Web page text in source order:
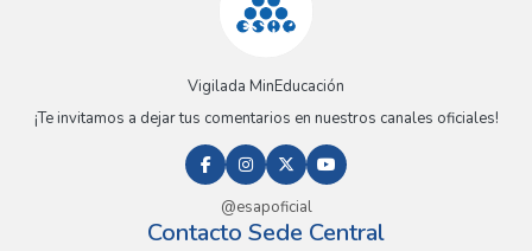
Vigilada MinEducación
¡Te invitamos a dejar tus comentarios en nuestros canales oficiales!
@esapoficial
Contacto Sede Central